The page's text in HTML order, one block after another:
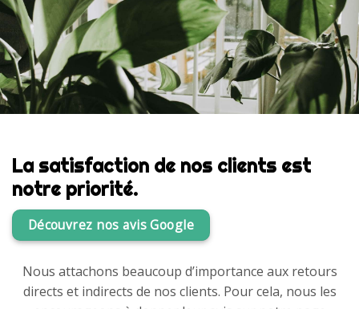
La satisfaction de nos clients est
notre priorité.
Découvrez nos avis Google
Nous attachons beaucoup d’importance aux retours
directs et indirects de nos clients. Pour cela, nous les